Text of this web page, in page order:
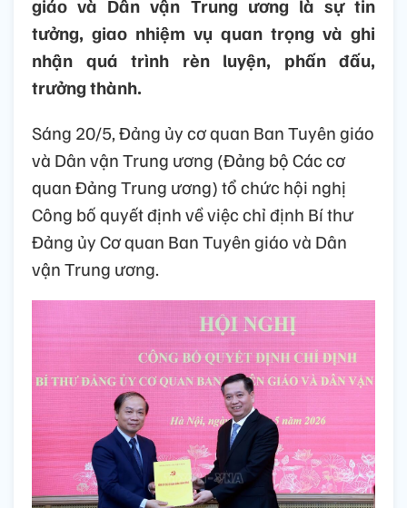
giáo và Dân vận Trung ương là sự tin
tưởng, giao nhiệm vụ quan trọng và ghi
nhận quá trình rèn luyện, phấn đấu,
trưởng thành.
Sáng 20/5, Đảng ủy cơ quan Ban Tuyên giáo
và Dân vận Trung ương (Đảng bộ Các cơ
quan Đảng Trung ương) tổ chức hội nghị
Công bố quyết định về việc chỉ định Bí thư
Đảng ủy Cơ quan Ban Tuyên giáo và Dân
vận Trung ương.